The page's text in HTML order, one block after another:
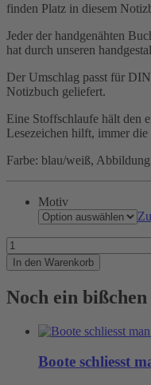
finden Platz in diesem
Jeder der handgenähten
hat durch unseren
Der Umschlag passt für
Notizbuch geliefert.
Eine Stoffschlaufe hält den
Lesezeichen hilft, immer
Farbe: blau/weiß,
Motiv
Irre
Gedanken
und
Menge
In den Warenkorb
Noch ein
Boote schliesst